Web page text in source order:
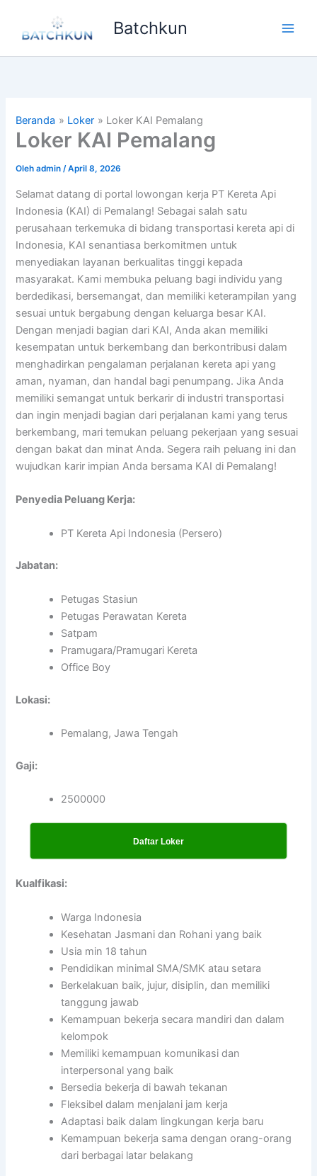
konten
Batchkun
Beranda Loker Loker KAI Pemalang
Loker KAI Pemalang
Olehadmin/April 8, 2026
Selamat datang di portal lowongan kerja PT Kereta Api
Indonesia (KAI) di Pemalang! Sebagai salah satu
perusahaan terkemuka di bidang transportasi kereta api di
Indonesia, KAI senantiasa berkomitmen untuk
menyediakan layanan berkualitas tinggi kepada
masyarakat. Kami membuka peluang bagi individu yang
berdedikasi, bersemangat, dan memiliki keterampilan yang
sesuai untuk bergabung dengan keluarga besar KAI.
Dengan menjadi bagian dari KAI, Anda akan memiliki
kesempatan untuk berkembang dan berkontribusi dalam
menghadirkan pengalaman perjalanan kereta api yang
aman, nyaman, dan handal bagi penumpang. Jika Anda
memiliki semangat untuk berkarir di industri transportasi
dan ingin menjadi bagian dari perjalanan kami yang terus
berkembang, mari temukan peluang pekerjaan yang sesuai
dengan bakat dan minat Anda. Segera raih peluang ini dan
wujudkan karir impian Anda bersama KAI di Pemalang!
Penyedia Peluang Kerja:
PT Kereta Api Indonesia (Persero)
Jabatan:
Petugas Stasiun
Petugas Perawatan Kereta
Satpam
Pramugara/Pramugari Kereta
Office Boy
Lokasi:
Pemalang, Jawa Tengah
Gaji:
2500000
Daftar Loker
Kualfikasi:
Warga Indonesia
Kesehatan Jasmani dan Rohani yang baik
Usia min 18 tahun
Pendidikan minimal SMA/SMK atau setara
Berkelakuan baik, jujur, disiplin, dan memiliki
tanggung jawab
Kemampuan bekerja secara mandiri dan dalam
kelompok
Memiliki kemampuan komunikasi dan
interpersonal yang baik
Bersedia bekerja di bawah tekanan
Fleksibel dalam menjalani jam kerja
Adaptasi baik dalam lingkungan kerja baru
Kemampuan bekerja sama dengan orang-orang
dari berbagai latar belakang